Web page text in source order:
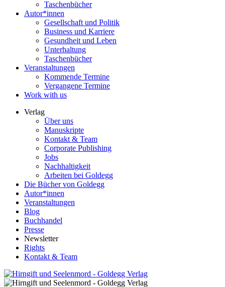
Taschenbücher
Autor*innen
Gesellschaft und Politik
Business und Karriere
Gesundheit und Leben
Unterhaltung
Taschenbücher
Veranstaltungen
Kommende Termine
Vergangene Termine
Work with us
Verlag
Über uns
Manuskripte
Kontakt & Team
Corporate Publishing
Jobs
Nachhaltigkeit
Arbeiten bei Goldegg
Die Bücher von Goldegg
Autor*innen
Veranstaltungen
Blog
Buchhandel
Presse
Newsletter
Rights
Kontakt & Team